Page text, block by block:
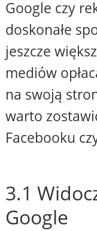
Google czy
doskonałe
jeszcze
mediów
na swoją
warto
Facebooku
3.1
Google